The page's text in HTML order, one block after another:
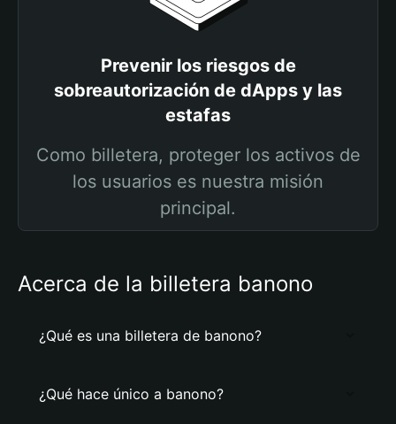
Prevenir los riesgos de
sobreautorización de dApps y las
estafas
Como billetera, proteger los activos de
los usuarios es nuestra misión
principal.
Acerca de la billetera banono
¿Qué es una billetera de banono?
¿Qué hace único a banono?